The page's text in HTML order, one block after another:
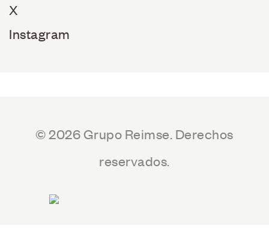
X
Instagram
© 2026 Grupo Reimse. Derechos
reservados.